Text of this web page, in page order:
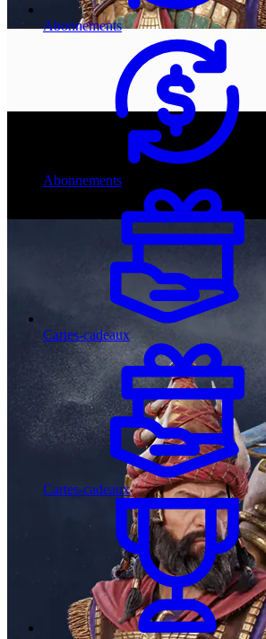
Abonnements
Abonnements
Cartes-cadeaux
Cartes-cadeaux